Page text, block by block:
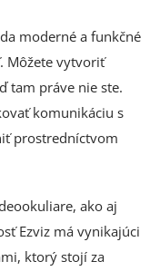
moderné a funkčné
Môžete vytvoriť
tam práve nie ste.
komunikáciu s
prostredníctvom
ako aj
Ezviz má vynikajúci
ktorý stojí za